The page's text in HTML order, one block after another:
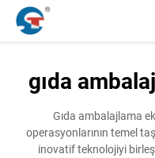
Hakkımızda
Ürünler
gıda
Gıda ambalajlama
operasyonlarının temel
inovatif teknolojiyi